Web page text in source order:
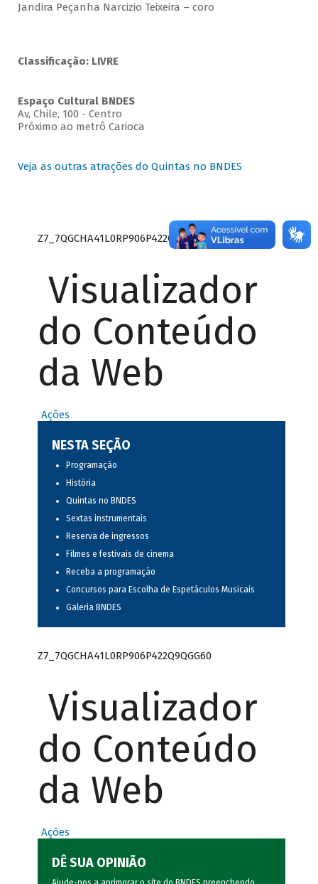
Jandira Peçanha Narcizio Teixeira – coro
Classificação: LIVRE
Espaço Cultural BNDES
Av, Chile, 100 - Centro
Próximo ao metrô Carioca
Veja as outras atrações do Quintas no BNDES
Z7_7QGCHA41L0RP906P422Q9QGGQ3
Visualizador
do Conteúdo
da Web
Ações
NESTA SEÇÃO
Programação
História
Quintas no BNDES
Sextas instrumentais
Reserva de ingressos
Filmes e festivais de cinema
Receba a programação
Concursos para Escolha de Espetáculos Musicais
Galeria BNDES
Z7_7QGCHA41L0RP906P422Q9QGG60
Visualizador
do Conteúdo
da Web
Ações
DÊ SUA OPINIÃO